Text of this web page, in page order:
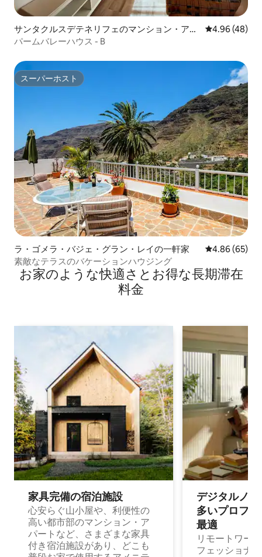
サンタクルスデテネリフェのマンション・アパ
ート
レビュー48
4.96 (48)
パームバレーハウス - B
スーパーホスト
スーパーホスト
ラ・ゴメラ・バジェ・グラン・レイの一軒家 レビュー65
4.86 (65)
素敵なテラスのバケーションハウジング
お家のような快⁠適⁠さ⁠とお⁠得⁠な長⁠期⁠滞⁠在
料⁠金
家具完備の宿⁠泊⁠施⁠設
心安らぐ山小屋や、利便性の
高い都市部のマンション・ア
パートなど、さまざまな家具
付き宿泊施設があり、どこも
デジタルノ
多⁠いプ⁠ロ⁠フ⁠
最⁠適
リモートワー
フェッショナ